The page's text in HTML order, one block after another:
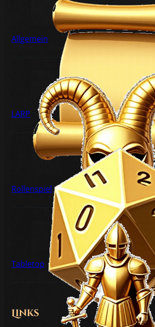
Allgemein
LARP
Rollenspiel
Tabletop
Links